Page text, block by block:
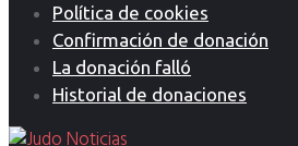
Política de cookies
Confirmación de donación
La donación falló
Historial de donaciones